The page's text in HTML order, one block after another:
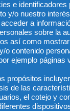
a
Una
despido
sobrevenida
denegación
permanente
e
y/o nuestro
a
sobre la
así como
o contenido
ejemplo páginas
propósitos
de las
el cotejo y